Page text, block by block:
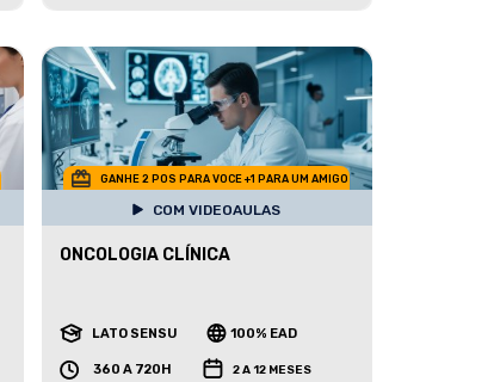
GANHE 2 POS PARA VOCE +1 PARA UM AMIGO
COM VIDEOAULAS
ONCOLOGIA CLÍNICA
LATO SENSU 100% EAD
360 A 720H 2 A 12 MESES